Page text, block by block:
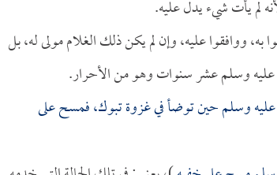
لم يأت شيء يدل عليه.
ووافقوا عليه، وإن لم يكن ذلك الغلام مولى له، بل
عليه وسلم عشر سنوات وهو من الأحرار.
وسلم حين توضأ في غزوة تبوك، فمسح على